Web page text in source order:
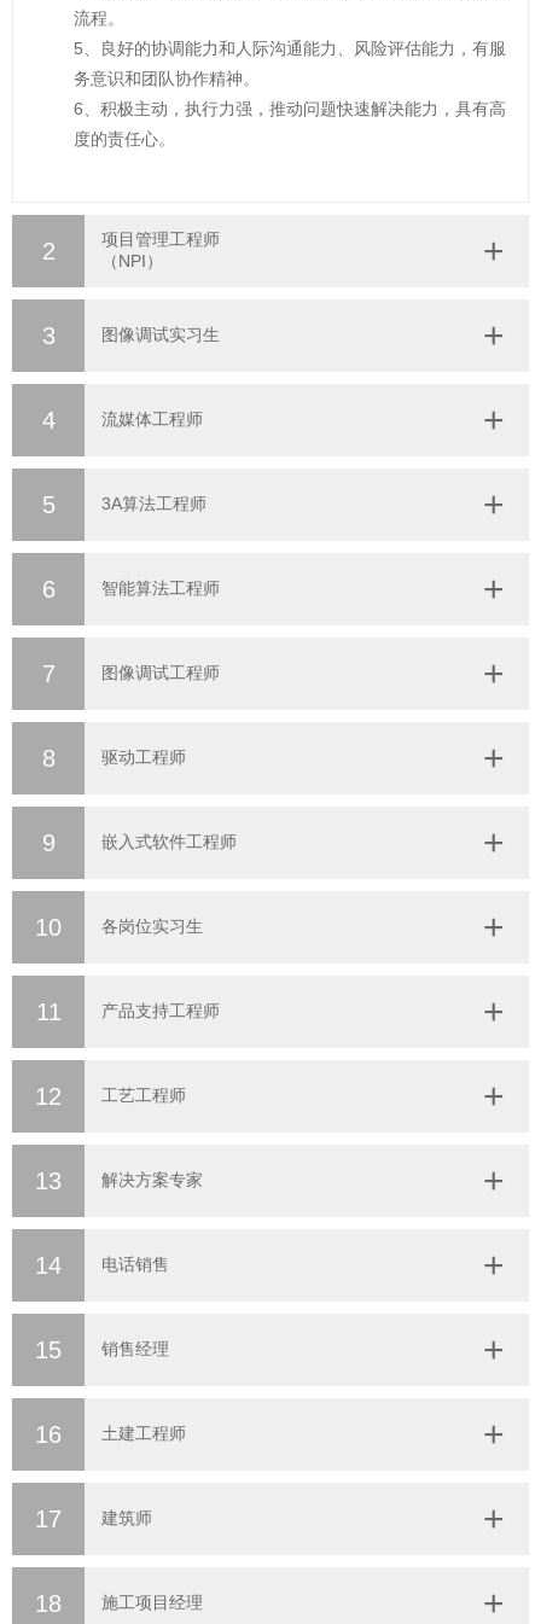
流程。
5、良好的协调能力和人际沟通能力、风险评估能力，有服
务意识和团队协作精神。
6、积极主动，执行力强，推动问题快速解决能力，具有高
度的责任心。
2
项目管理工程师
（NPI）
3 图像调试实习生
4 流媒体工程师
5 3A算法工程师
6 智能算法工程师
7 图像调试工程师
8 驱动工程师
9 嵌入式软件工程师
10 各岗位实习生
11 产品支持工程师
12 工艺工程师
13 解决方案专家
14 电话销售
15 销售经理
16 土建工程师
17 建筑师
18 施工项目经理